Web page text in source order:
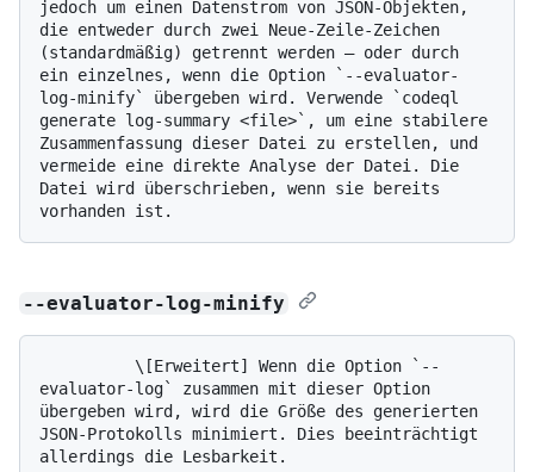
jedoch um einen Datenstrom von JSON-Objekten,
die entweder durch zwei Neue-Zeile-Zeichen
(standardmäßig) getrennt werden – oder durch
ein einzelnes, wenn die Option `--evaluator-
log-minify` übergeben wird. Verwende `codeql
generate log-summary <file>`, um eine stabilere
Zusammenfassung dieser Datei zu erstellen, und
vermeide eine direkte Analyse der Datei. Die
Datei wird überschrieben, wenn sie bereits
--evaluator-log-minify
evaluator-log` zusammen mit dieser Option
übergeben wird, wird die Größe des generierten
JSON-Protokolls minimiert. Dies beeinträchtigt